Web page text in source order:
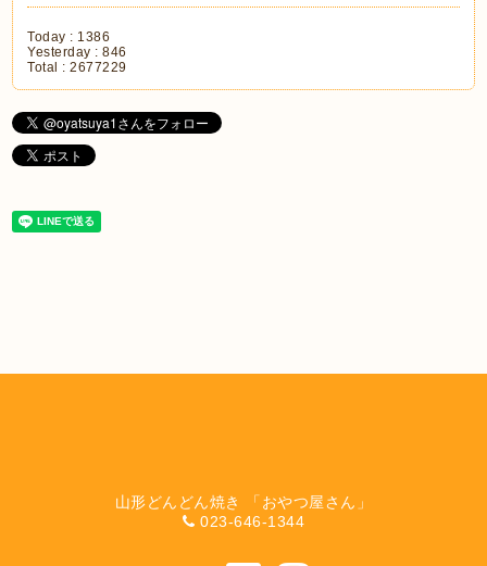
Today : 1386
Yesterday :846
Total :2677229
山形どんどん焼き 「おやつ屋さん」
023-646-1344